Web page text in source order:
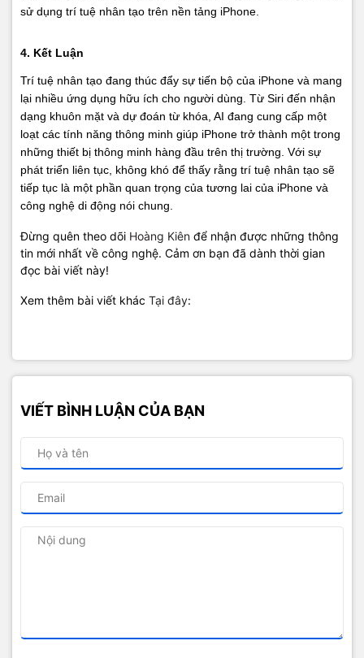
sử dụng trí tuệ nhân tạo trên nền tảng iPhone.
4. Kết Luận
Trí tuệ nhân tạo đang thúc đẩy sự tiến bộ của iPhone và mang
lại nhiều ứng dụng hữu ích cho người dùng. Từ Siri đến nhận
dạng khuôn mặt và dự đoán từ khóa, AI đang cung cấp một
loạt các tính năng thông minh giúp iPhone trở thành một trong
những thiết bị thông minh hàng đầu trên thị trường. Với sự
phát triển liên tục, không khó để thấy rằng trí tuệ nhân tạo sẽ
tiếp tục là một phần quan trọng của tương lai của iPhone và
công nghệ di động nói chung.
Đừng quên theo dõi Hoàng Kiên để nhận được những thông
tin mới nhất về công nghệ. Cảm ơn bạn đã dành thời gian
đọc bài viết này!
Xem thêm bài viết khác Tại đây:
VIẾT BÌNH LUẬN CỦA BẠN